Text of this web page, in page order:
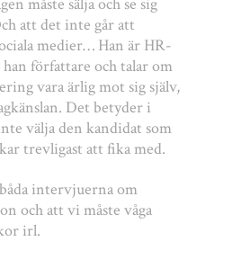
att det inte går att
medier… Han är HR-
han författare och talar om
vara ärlig mot sig själv,
Det betyder i
välja den kandidat som
trevligast att fika med.
intervjuerna om
och att vi måste våga
irl.